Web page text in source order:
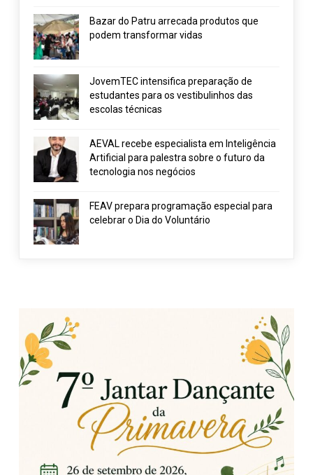
Bazar do Patru arrecada produtos que
podem transformar vidas
JovemTEC intensifica preparação de
estudantes para os vestibulinhos das
escolas técnicas
AEVAL recebe especialista em Inteligência
Artificial para palestra sobre o futuro da
tecnologia nos negócios
FEAV prepara programação especial para
celebrar o Dia do Voluntário